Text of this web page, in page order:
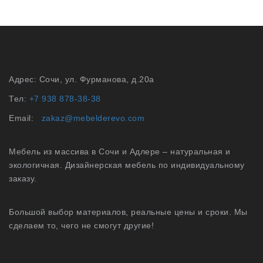
Адрес: Сочи, ул. Фурманова, д.20а
Тел: +7 938 878-38-38
Email: zakaz@mebelderevo.com
Мебель из массива в Сочи и Адлере – натуральная и
экологичная. Дизайнерская мебель по индивидуальному
заказу.
Большой выбор материалов, реальные цены и сроки. Мы
сделаем то, чего не смогут другие!